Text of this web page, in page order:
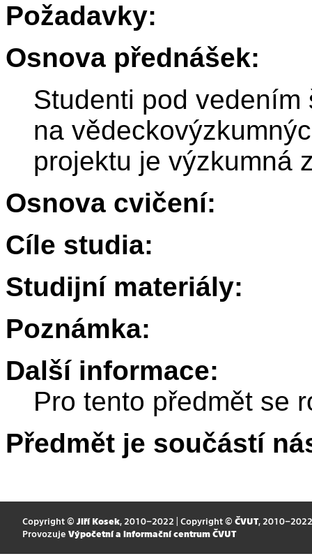
Požadavky:
Osnova přednášek:
Studenti pod
na
projektu je výzkumná
Osnova cvičení:
Cíle studia:
Studijní materiály:
Poznámka:
Další informace:
Pro tento předmět se
Předmět je součástí
Copyright © Jiří Kosek, 2010–2022 | Copyright © ČVUT, 2010–2022
Provozuje Výpočetní a informační centrum ČVUT